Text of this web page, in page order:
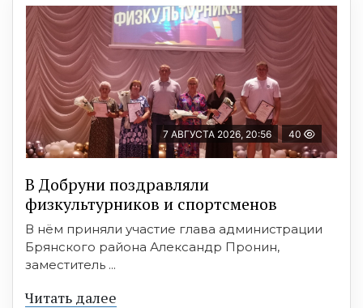
7 АВГУСТА 2026, 20:56 40
В Добруни поздравляли
физкультурников и спортсменов
В нём приняли участие глава администрации
Брянского района Александр Пронин,
заместитель ...
Читать далее